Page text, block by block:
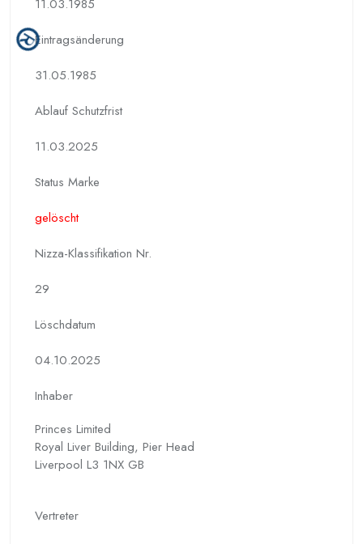
11.03.1985
Eintragsänderung
31.05.1985
Ablauf Schutzfrist
11.03.2025
Status Marke
gelöscht
Nizza-Klassifikation Nr.
29
Löschdatum
04.10.2025
Inhaber
Princes Limited
Royal Liver Building, Pier Head
Liverpool L3 1NX GB
Vertreter